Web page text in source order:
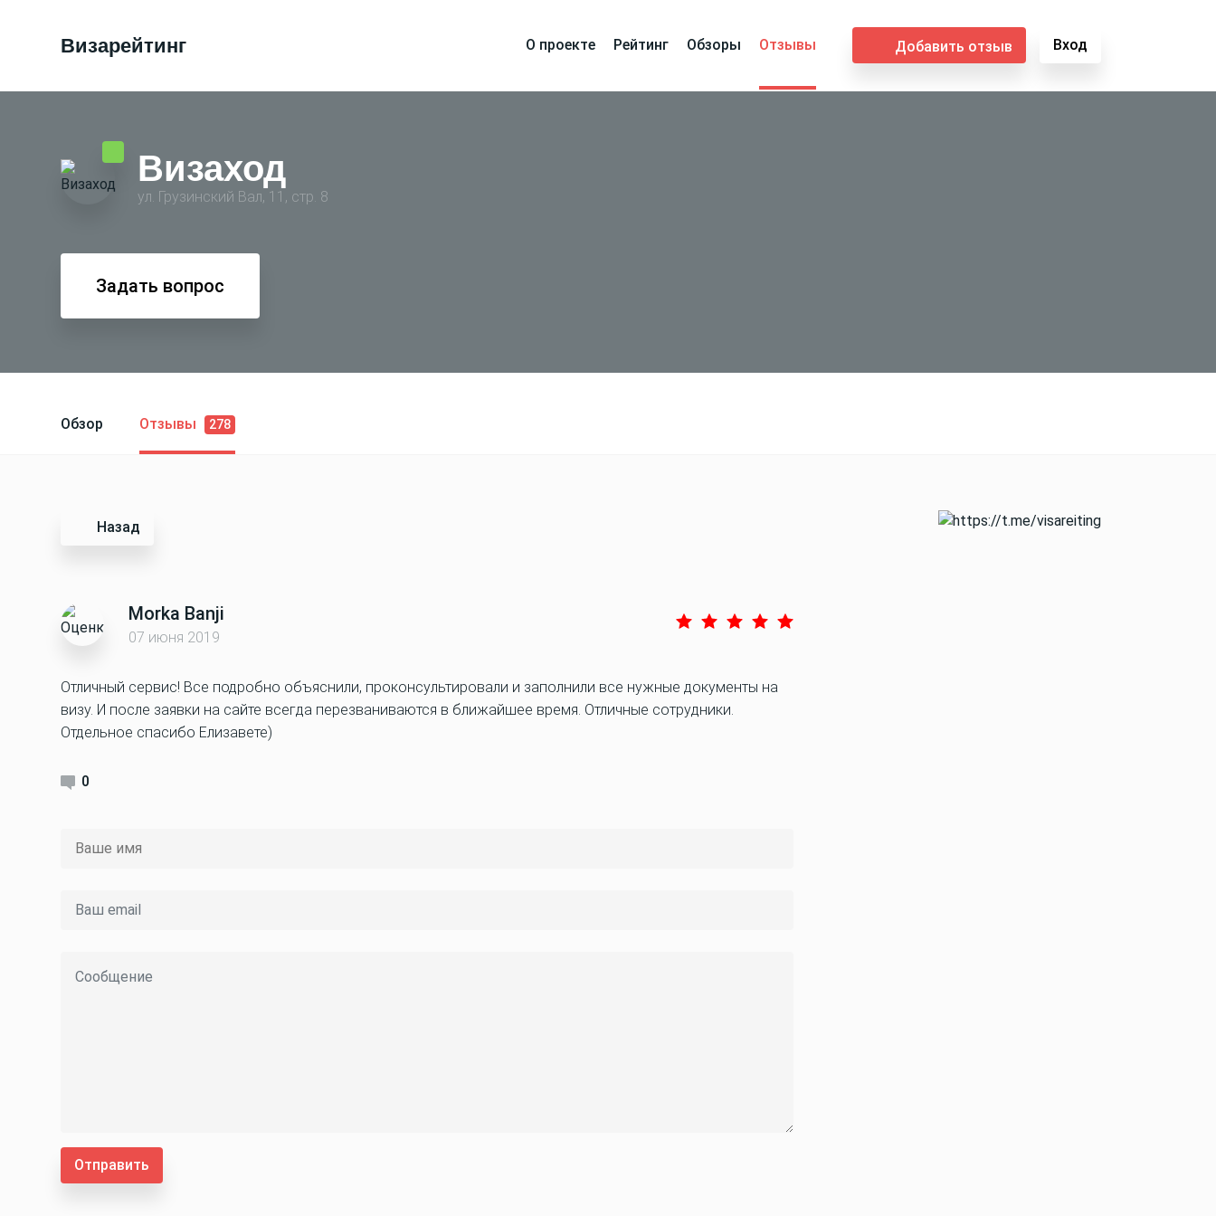
Визарейтинг О проекте Рейтинг Обзоры Отзывы Добавить отзыв Вход
Визаход
ул. Грузинский Вал, 11, стр. 8
Задать вопрос
Обзор Отзывы 278
Назад
Morka Banji
07 июня 2019
Отличный сервис! Все подробно объяснили, проконсультировали и заполнили все нужные документы на
визу. И после заявки на сайте всегда перезваниваются в ближайшее время. Отличные сотрудники.
Отдельное спасибо Елизавете)
0
Отправить